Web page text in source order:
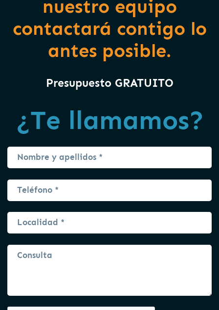
nuestro equipo
contactará contigo lo
antes posible.
Presupuesto GRATUITO
¿Te llamamos?